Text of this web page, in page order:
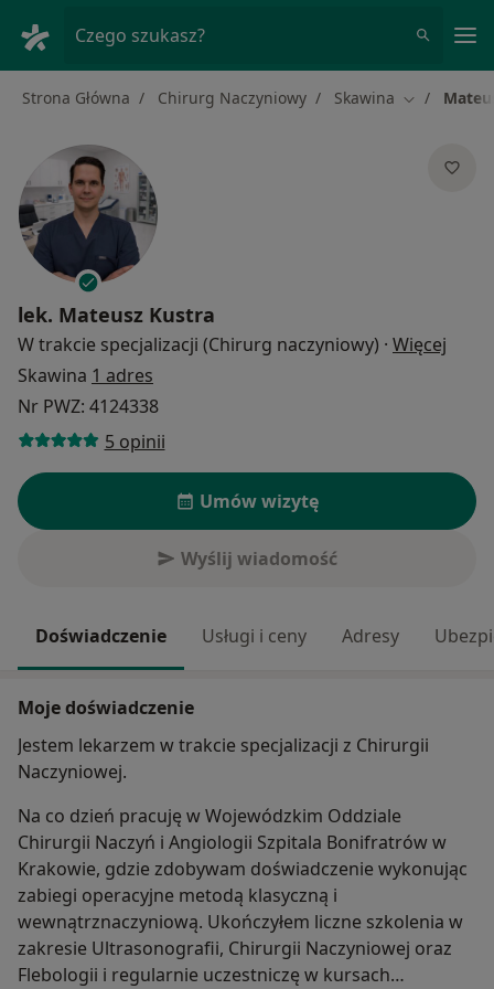
Czego szukasz?
Strona Główna Chirurg Naczyniowy Skawina Zmień
lek. Mateusz Kustra
W trakcie specjalizacji (Chirurg naczyniowy) · Więcej
Skawina 1 adres
Nr PWZ: 4124338
5 opinii
Umów wizytę
Wyślij wiadomość
Doświadczenie Usługi i ceny Adresy
Moje doświadczenie
Jestem lekarzem w trakcie specjalizacji z Chirurgii
Naczyniowej.
Na co dzień pracuję w Wojewódzkim Oddziale
Chirurgii Naczyń i Angiologii Szpitala Bonifratrów w
Krakowie, gdzie zdobywam doświadczenie wykonując
zabiegi operacyjne metodą klasyczną i
wewnątrznaczyniową. Ukończyłem liczne szkolenia w
zakresie Ultrasonografii, Chirurgii Naczyniowej oraz
Flebologii i regularnie uczestniczę w kursach